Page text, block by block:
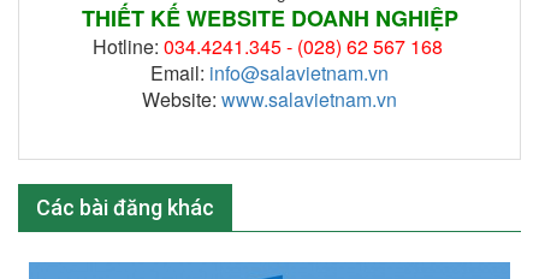
THIẾT KẾ WEBSITE DOANH NGHIỆP
Hotline: 034.4241.345 - (028) 62 567 168
Email: info@salavietnam.vn
Website: www.salavietnam.vn
Các bài đăng khác